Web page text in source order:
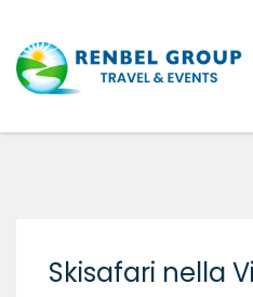
Skisafari nella